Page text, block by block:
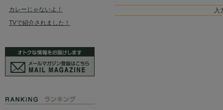
カレーじゃないよ！
TVで紹介されました！
入